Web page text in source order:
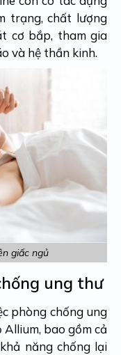
trạng, chất lượng
cơ bắp, tham gia
và hệ thần kinh.
giấc ngủ
ung thư
phòng chống ung
bao gồm cả
năng chống lại